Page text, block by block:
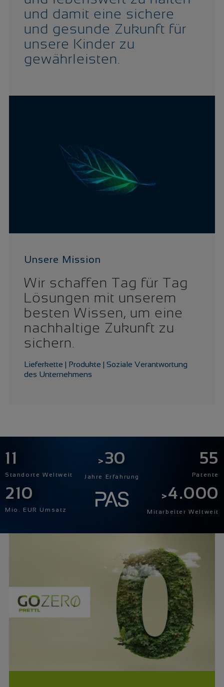
und damit eine sichere
und gesunde Zukunft für
unsere Kinder zu
gewährleisten.
Unsere Mission
Wir schaffen Tag für Tag
Lösungen mit unserem
besten Wissen, um eine
nachhaltige Zukunft zu
sichern.
Lieferkette | Produkte | Soziale Verantwortung
des Unternehmens
11
Standorte Weltweit
30
Jahre Erfahrung
55
Patente
210
Mio. EUR Umsatz
4.000
Mitarbeiter Weltweit